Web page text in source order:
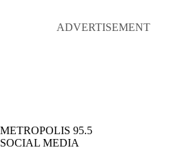
METROPOLIS 95.5
SOCIAL MEDIA